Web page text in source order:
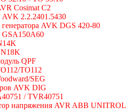
Cosimat C2
2.2.2401.5430
AVK DGS 420-80
GSA150A60
QPF
TO112
SEG
AVK DIG
/ TVR40751
напряжения AVR ABB UNITROL